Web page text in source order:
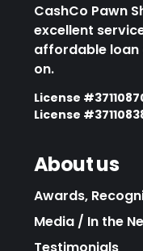
CashCo Pawn
excellent
affordable loan
on.
License
License
About us
Awards,
Media / In the
Testimonials